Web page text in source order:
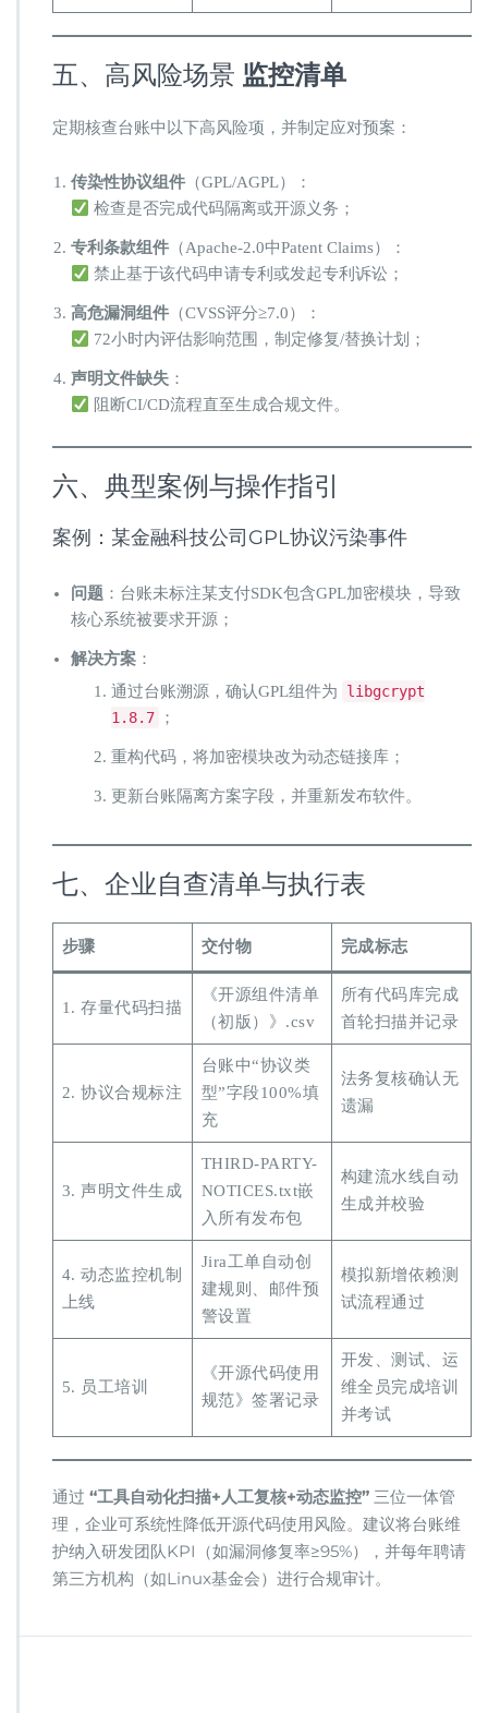
五、高风险场景 ​ 监控清单
定期核查台账中以下高风险项，并制定应对预案：
传染性协议组件 ​（GPL/AGPL）：
检查是否完成代码隔离或开源义务；
专利条款组件 ​（Apache-2.0中Patent Claims）：
禁止基于该代码申请专利或发起专利诉讼；
高危漏洞组件 ​（CVSS评分≥7.0）：
72小时内评估影响范围，制定修复/替换计划；
声明文件缺失 ：
阻断CI/CD流程直至生成合规文件。
六、典型案例与操作指引
案例：某金融科技公司GPL协议污染事件
问题 ：台账未标注某支付SDK包含GPL加密模块，导致
核心系统被要求开源；
解决方案 ：
通过台账溯源，确认GPL组件为
libgcrypt
1.8.7
；
重构代码，将加密模块改为动态链接库；
更新台账隔离方案字段，并重新发布软件。
七、企业自查清单与执行表
步骤 交付物 完成标志
1. 存量代码扫描
《开源组件清单
（初版）》.csv
所有代码库完成
首轮扫描并记录
2. 协议合规标注
台账中“协议类
型”字段100%填
充
法务复核确认无
遗漏
3. 声明文件生成
THIRD-PARTY-
NOTICES.txt嵌
入所有发布包
构建流水线自动
生成并校验
4. 动态监控机制
上线
Jira工单自动创
建规则、邮件预
警设置
模拟新增依赖测
试流程通过
5. 员工培训
《开源代码使用
规范》签署记录
开发、测试、运
维全员完成培训
并考试
通过 ​ ​“工具自动化扫描+人工复核+动态监控”​ ​ 三位一体管
理，企业可系统性降低开源代码使用风险。建议将台账维
护纳入研发团队KPI（如漏洞修复率≥95%），并每年聘请
第三方机构（如Linux基金会）进行合规审计。